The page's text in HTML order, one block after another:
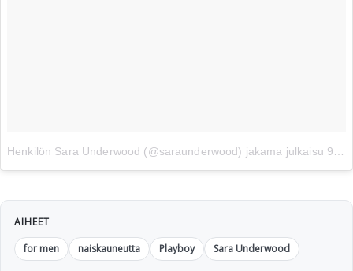
Henkilön Sara Underwood (@saraunderwood) jakama julkaisu 9. 04ta 2017 klo 14.53 PDT
AIHEET
for men
naiskauneutta Playboy Sara Underwood